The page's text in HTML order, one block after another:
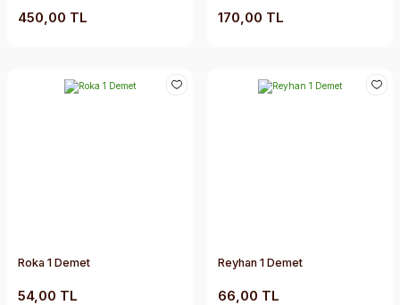
450,00 TL 170,00 TL
Roka 1 Demet
54,00 TL
Reyhan 1 Demet
66,00 TL